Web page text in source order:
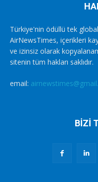
Türkiye'nin ödüllü tek
AirNewsTimes, içerikleri
ve izinsiz olarak
sitenin tüm hakları saklıdır.
email:
BİZİ